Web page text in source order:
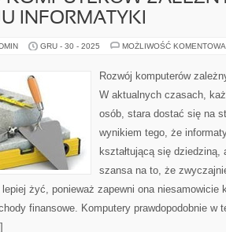
INFORMATYKI
GRU - 30 - 2025 MOŻLIWOŚĆ
Rozwój komputerów
W aktualnych czasach,
osób, stara dostać się na
wynikiem tego, że
kształtującą się
szansa na to, że
żyć, ponieważ zapewni ona niesamowicie
finansowe. Komputery prawdopodobnie w